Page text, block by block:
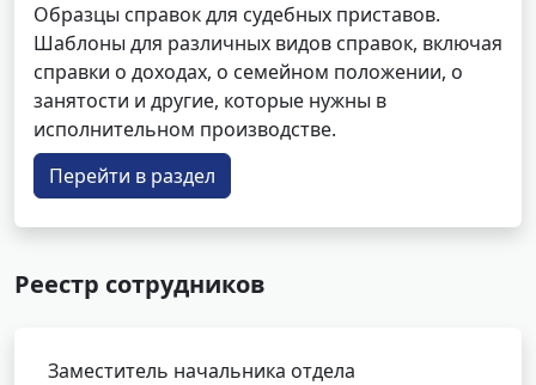
Образцы справок для судебных приставов.
Шаблоны для различных видов справок, включая
справки о доходах, о семейном положении, о
занятости и другие, которые нужны в
исполнительном производстве.
Перейти в раздел
Реестр сотрудников
Заместитель начальника отдела